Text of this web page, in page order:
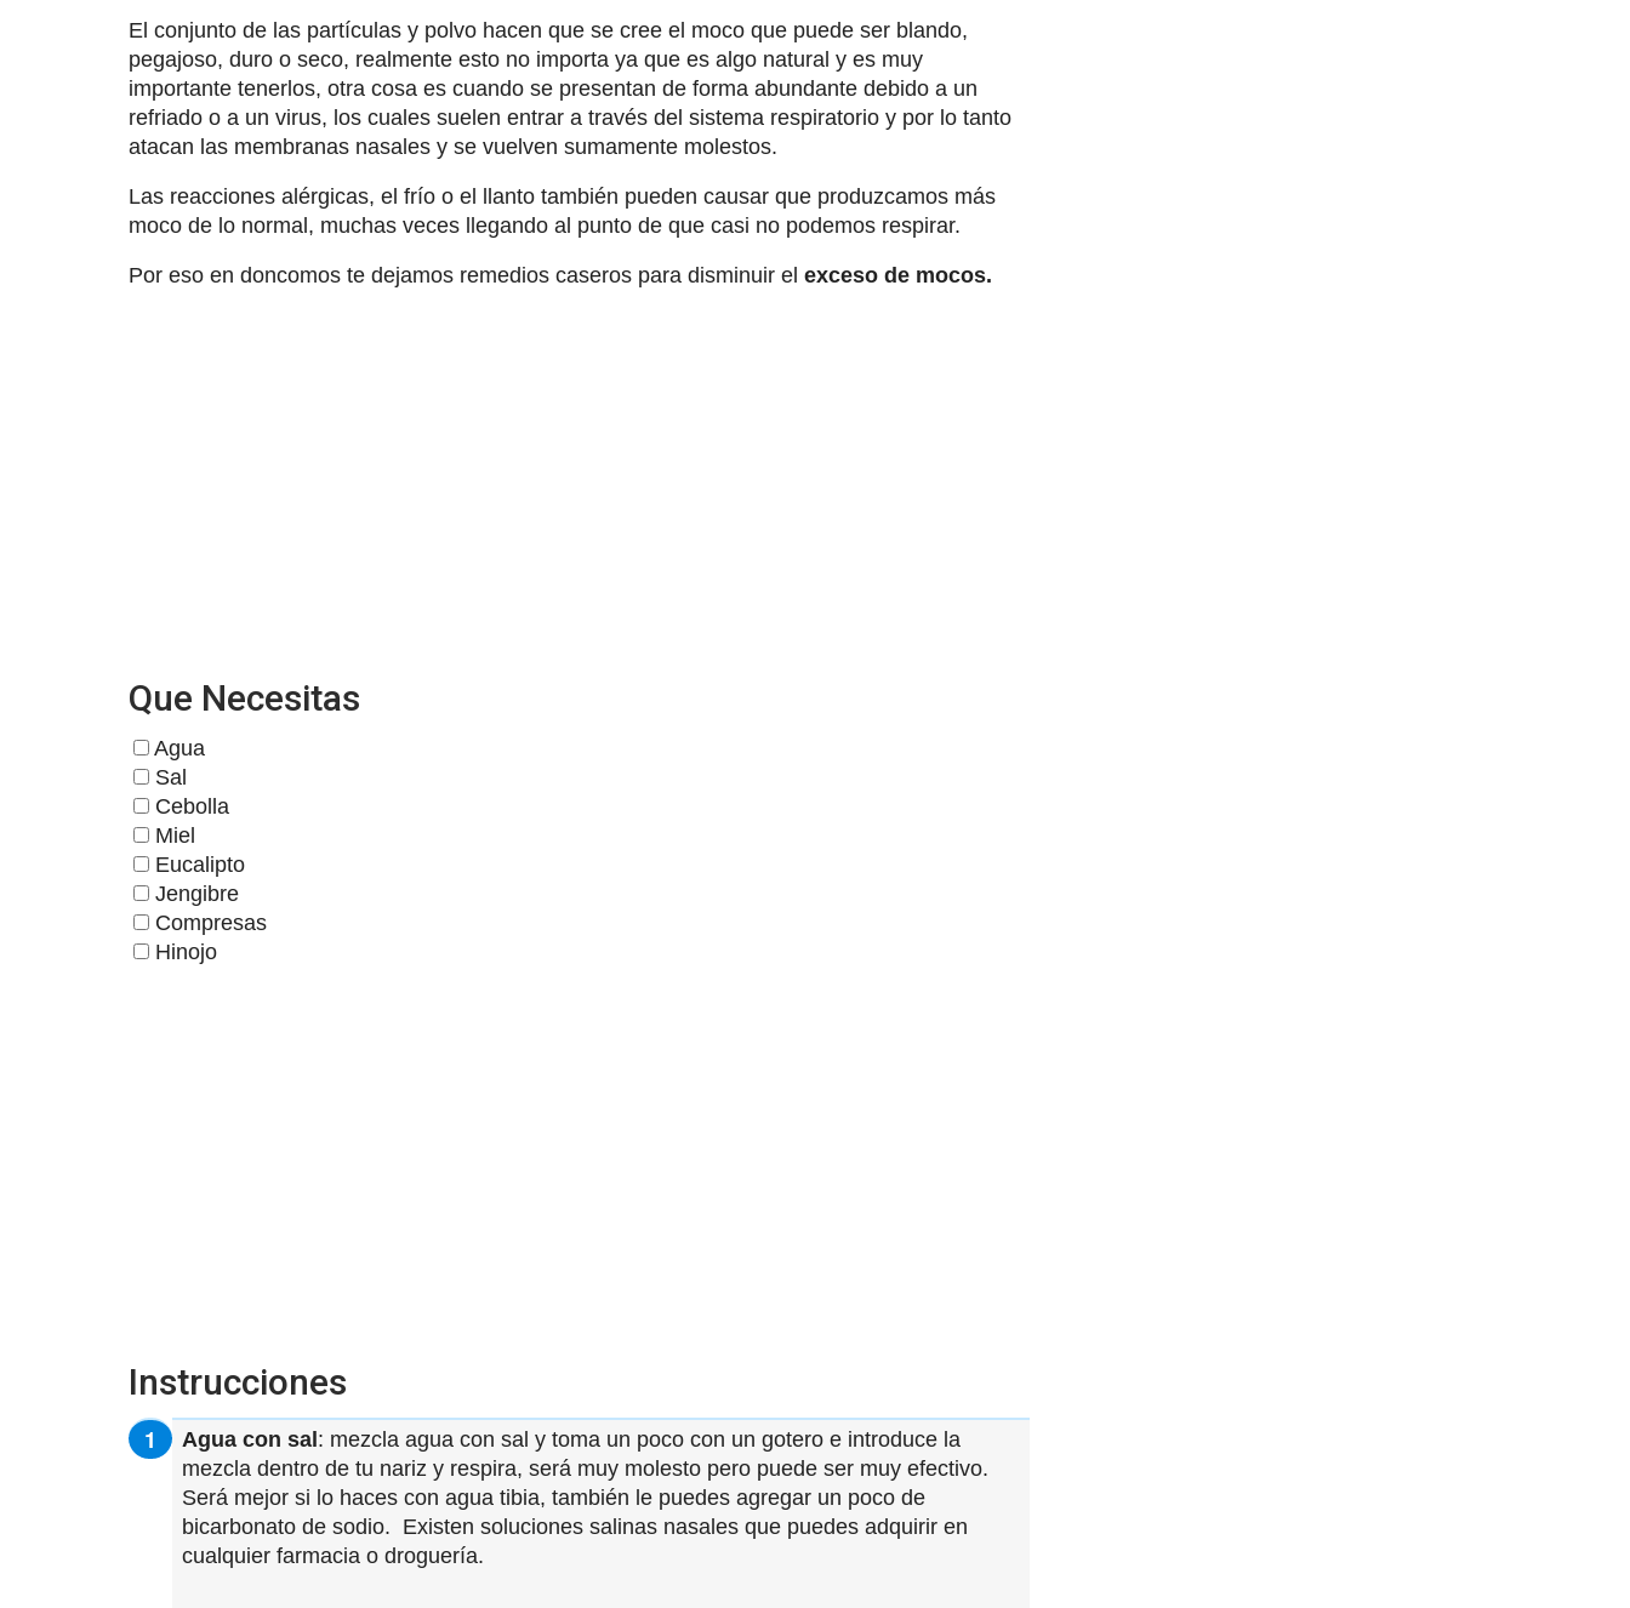
El conjunto de las partículas y polvo hacen que se cree el moco que puede ser blando,
pegajoso, duro o seco, realmente esto no importa ya que es algo natural y es muy
importante tenerlos, otra cosa es cuando se presentan de forma abundante debido a un
refriado o a un virus, los cuales suelen entrar a través del sistema respiratorio y por lo tanto
atacan las membranas nasales y se vuelven sumamente molestos.
Las reacciones alérgicas, el frío o el llanto también pueden causar que produzcamos más
moco de lo normal, muchas veces llegando al punto de que casi no podemos respirar.
Por eso en doncomos te dejamos remedios caseros para disminuir el exceso de mocos.
Que Necesitas
Agua
Sal
Cebolla
Miel
Eucalipto
Jengibre
Compresas
Hinojo
Instrucciones
Agua con sal : mezcla agua con sal y toma un poco con un gotero e introduce la
mezcla dentro de tu nariz y respira, será muy molesto pero puede ser muy efectivo.
Será mejor si lo haces con agua tibia, también le puedes agregar un poco de
bicarbonato de sodio. Existen soluciones salinas nasales que puedes adquirir en
cualquier farmacia o droguería.